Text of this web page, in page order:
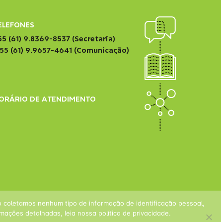
(61) 9.8369-8537 (Secretaria)
(61) 9.9657-4641 (Comunicação)
DE ATENDIMENTO
nenhum tipo de informação de identificação pessoal,
detalhadas, leia nossa política de privacidade.